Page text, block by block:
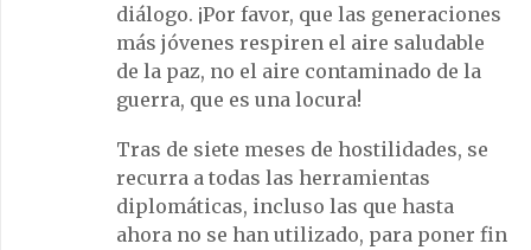
diálogo. ¡Por favor, que las generaciones
más jóvenes respiren el aire saludable
de la paz, no el aire contaminado de la
guerra, que es una locura!
Tras de siete meses de hostilidades, se
recurra a todas las herramientas
diplomáticas, incluso las que hasta
ahora no se han utilizado, para poner fin